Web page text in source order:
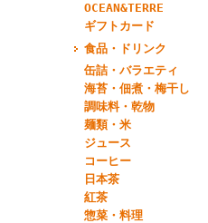
OCEAN&TERRE
ギフトカード
食品・ドリンク
缶詰・バラエティ
海苔・佃煮・梅干し
調味料・乾物
麺類・米
ジュース
コーヒー
日本茶
紅茶
惣菜・料理